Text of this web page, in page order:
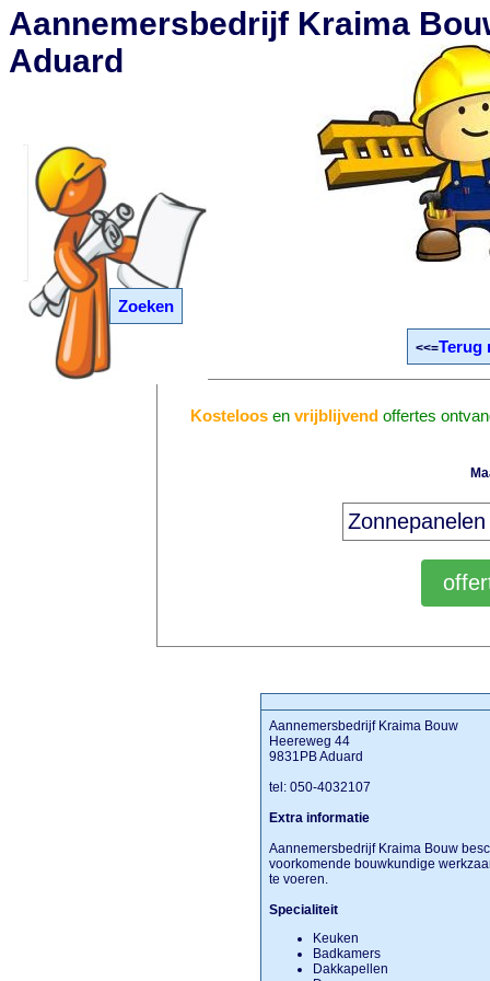
Zoeken
Aannemersbedrijf Kraima
Aduard
<<=Terug
Kosteloosen vrijblijvendoffertes
Aannemersbedrijf Kraima Bouw
Heereweg 44
9831PB Aduard
tel: 050-4032107
Extra informatie
Aannemersbedrijf Kraima Bouw
voorkomende bouwkundige
te voeren.
Specialiteit
Keuken
Badkamers
Dakkapellen